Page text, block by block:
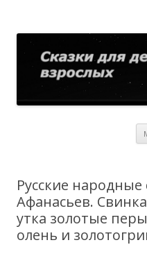
Русские народные
Афанасьев.
утка золотые
олень и